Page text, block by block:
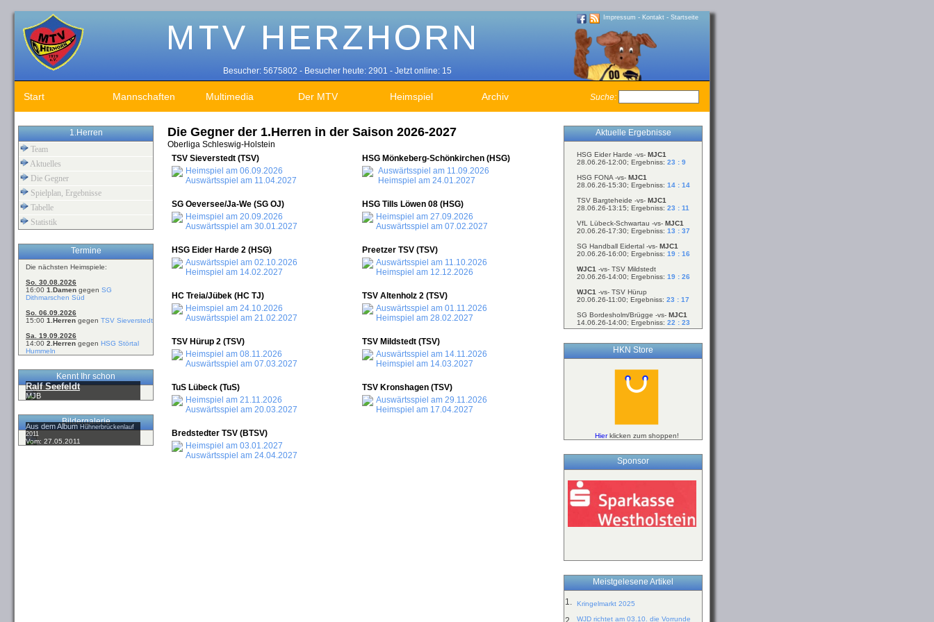
Impressum - Kontakt - Startseite
Besucher: 5675802 - Besucher heute: 2901 - Jetzt online: 15
Start Mannschaften Multimedia Der MTV Heimspiel Archiv Suche:
1.Herren
Team
Aktuelles
Die Gegner
Spielplan, Ergebnisse
Tabelle
Statistik
Termine
Die nächsten Heimspiele:
So. 30.08.2026
16:00 1.Damen gegen SG
Dithmarschen Süd
So. 06.09.2026
15:00 1.Herren gegen TSV Sieverstedt
Sa. 19.09.2026
14:00 2.Herren gegen HSG Störtal
Hummeln
Kennt Ihr schon
Ralf Seefeldt
MJB
Bildergalerie
Aus dem AlbumHühnerbrückenlauf
2011
Vom: 27.05.2011
Die Gegner der 1.Herren in der Saison 2026-2027
Oberliga Schleswig-Holstein
TSV Sieverstedt (TSV)
Heimspiel am 06.09.2026
Auswärtsspiel am 11.04.2027
HSG Mönkeberg-Schönkirchen (HSG)
Auswärtsspiel am 11.09.2026
Heimspiel am 24.01.2027
SG Oeversee/Ja-We (SG OJ)
Heimspiel am 20.09.2026
Auswärtsspiel am 30.01.2027
HSG Tills Löwen 08 (HSG)
Heimspiel am 27.09.2026
Auswärtsspiel am 07.02.2027
HSG Eider Harde 2 (HSG)
Auswärtsspiel am 02.10.2026
Heimspiel am 14.02.2027
Preetzer TSV (TSV)
Auswärtsspiel am 11.10.2026
Heimspiel am 12.12.2026
HC Treia/Jübek (HC TJ)
Heimspiel am 24.10.2026
Auswärtsspiel am 21.02.2027
TSV Altenholz 2 (TSV)
Auswärtsspiel am 01.11.2026
Heimspiel am 28.02.2027
TSV Hürup 2 (TSV)
Heimspiel am 08.11.2026
Auswärtsspiel am 07.03.2027
TSV Mildstedt (TSV)
Auswärtsspiel am 14.11.2026
Heimspiel am 14.03.2027
TuS Lübeck (TuS)
Heimspiel am 21.11.2026
Auswärtsspiel am 20.03.2027
TSV Kronshagen (TSV)
Auswärtsspiel am 29.11.2026
Heimspiel am 17.04.2027
Bredstedter TSV (BTSV)
Heimspiel am 03.01.2027
Auswärtsspiel am 24.04.2027
Aktuelle Ergebnisse
HSG Eider Harde -vs- MJC1
28.06.26-12:00; Ergebniss: 23 : 9
HSG FONA -vs- MJC1
28.06.26-15:30; Ergebniss: 14 : 14
TSV Bargteheide -vs- MJC1
28.06.26-13:15; Ergebniss: 23 : 11
VfL Lübeck-Schwartau -vs- MJC1
20.06.26-17:30; Ergebniss: 13 : 37
SG Handball Eidertal -vs- MJC1
20.06.26-16:00; Ergebniss: 19 : 16
WJC1 -vs- TSV Mildstedt
20.06.26-14:00; Ergebniss: 19 : 26
WJC1 -vs- TSV Hürup
20.06.26-11:00; Ergebniss: 23 : 17
SG Bordesholm/Brügge -vs- MJC1
14.06.26-14:00; Ergebniss: 22 : 23
HKN Store
Hierklicken zum shoppen!
Sponsor
Meistgelesene Artikel
1. Kringelmarkt 2025
WJD richtet am 03.10. die Vorrunde